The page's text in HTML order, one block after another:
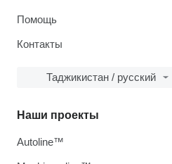
Помощь
Контакты
Таджикистан / русский
Наши проекты
Autoline™